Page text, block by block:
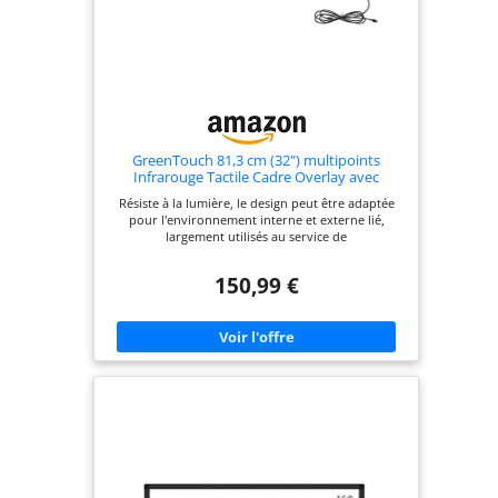
GreenTouch 81,3 cm (32") multipoints
Infrarouge Tactile Cadre Overlay avec
Interface USB pour Kiosques 32 in
Résiste à la lumière, le design peut être adaptée
pour l'environnement interne et externe lié,
largement utilisés au service de
service, e-éducation, et les jeux, etc. Interface USB,
nécessite aucun entretien. Coque en alliage
d'aluminium avec une forte stabilité, un temps de
réponse rapide (moins de 10 MS). Sans pilote,
soutenir Plug and Play. dessiner des courbes lisses
150,99 €